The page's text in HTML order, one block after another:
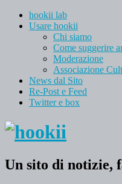
hookii lab
Usare hookii
Chi siamo
Come suggerire
Moderazione
Associazione
News dal Sito
Re-Post e Feed
Twitter e box
Un sito di notizie,